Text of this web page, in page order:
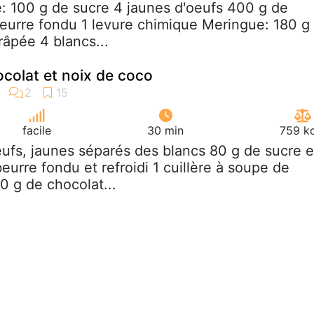
100 g de sucre 4 jaunes d'oeufs 400 g de
fondu 1 levure chimique Meringue: 180 g
4 blancs...
et noix de coco
facile 30 min 759
jaunes séparés des blancs 80 g de sucre
fondu et refroidi 1 cuillère à soupe de
g de chocolat...